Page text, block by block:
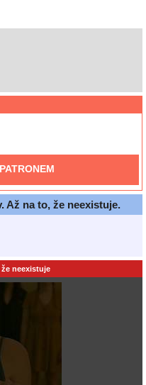
Až na to, že neexistuje.
neexistuje